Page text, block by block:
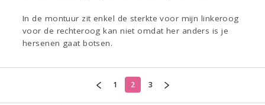
In de montuur zit enkel de sterkte voor mijn linkeroog
voor de rechteroog kan niet omdat her anders is je
hersenen gaat botsen.
1 2 3